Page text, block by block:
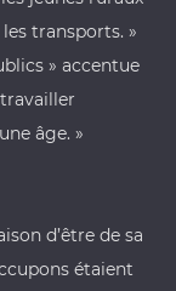
transports. »
» accentue
âge. »
d’être de sa
étaient